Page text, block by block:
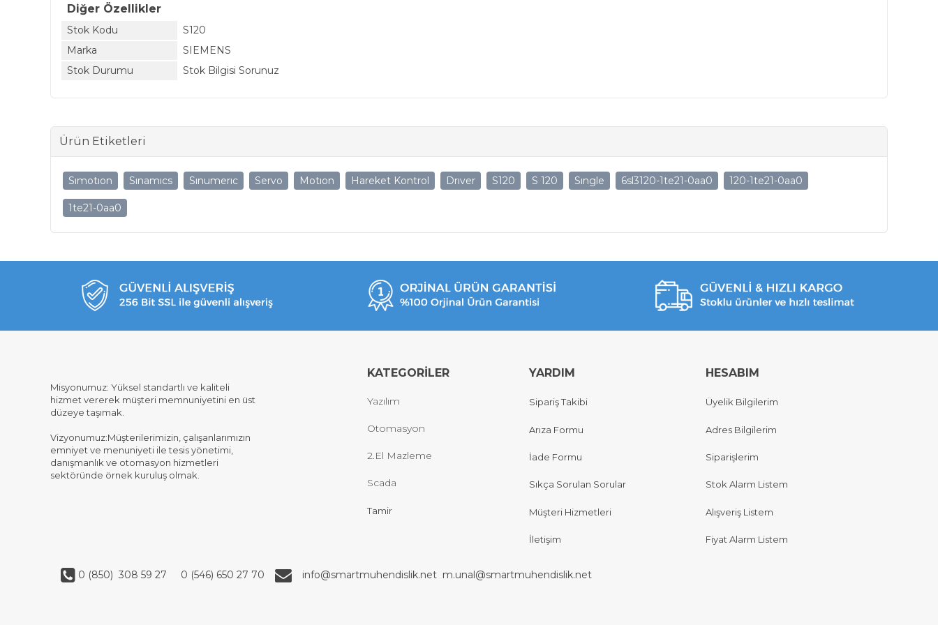
Diğer Özellikler
Stok Kodu
S120
Marka
SIEMENS
Stok Durumu
Stok Bilgisi Sorunuz
Ürün Etiketleri
Sımotıon Sınamıcs Sınumerıc Servo Motıon Hareket Kontrol Drıver S120 S 120 Sıngle 6sl3120-1te21-0aa0 120-1te21-0aa0
1te21-0aa0
Misyonumuz: Yüksel standartlı ve kaliteli
hizmet vererek müşteri memnuniyetini en üst
düzeye taşımak.
Vizyonumuz:Müşterilerimizin, çalışanlarımızın
emniyet ve menuniyeti ile tesis yönetimi,
danışmanlık ve otomasyon hizmetleri
sektöründe örnek kuruluş olmak.
KATEGORİLER
Yazılım
Otomasyon
2.El Mazleme
Scada
Tamir
YARDIM
Sipariş Takibi
Arıza Formu
İade Formu
Sıkça Sorulan Sorular
Müşteri Hizmetleri
İletişim
HESABIM
Üyelik Bilgilerim
Adres Bilgilerim
Siparişlerim
Stok Alarm Listem
Alışveriş Listem
Fiyat Alarm Listem
0 (850) 308 59 27 0 (546) 650 27 70 info@smartmuhendislik.net m.unal@smartmuhendislik.net